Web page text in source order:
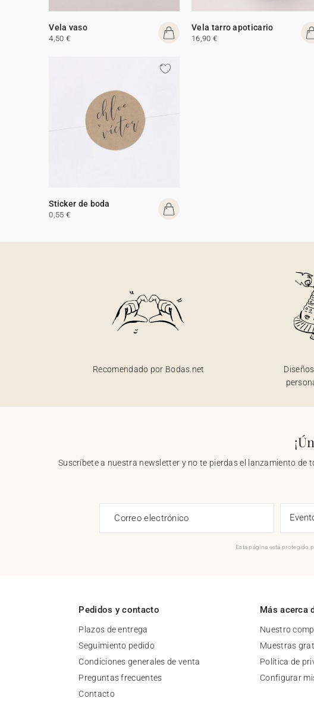
Vela vaso
4,50 €
Vela tarro apoticario
16,90 €
Sticker de boda
0,55 €
Recomendado por Bodas.net
Suscríbete a nuestra newsletter y no te pierdas el lanzamiento de
Correo electrónico
Esta página está protegido
Pedidos y contacto
Plazos de entrega
Seguimiento pedido
Condiciones generales de venta
Preguntas frecuentes
Contacto
Más acerca
Nuestro
Muestras
Política de
Configurar